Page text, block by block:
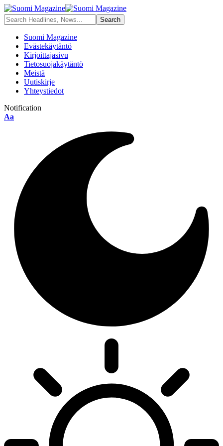
Suomi Magazine
Evästekäytäntö
Kirjoittajasivu
Tietosuojakäytäntö
Meistä
Uutiskirje
Yhteystiedot
Notification
Aa